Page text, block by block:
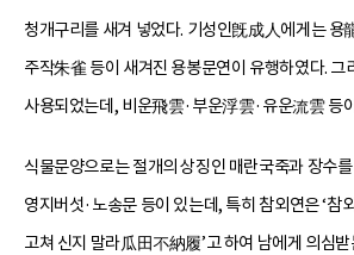
청개구리를 새겨 넣었다. 기성인旣成人에게는 용
주작朱雀 등이 새겨진 용봉문연이 유행하였다. 그
사용되었는데, 비운飛雲·부운浮雲·유운流雲 등
식물문양으로는 절개의 상징인 매란국죽과 장수
영지버섯·노송문 등이 있는데, 특히 참외연은 ‘참
고쳐 신지 말라瓜田不納履’고 하여 남에게 의심